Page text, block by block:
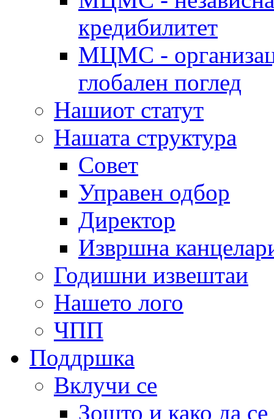
кредибилитет
МЦМС -
глобален поглед
Нашиот статут
Нашата структура
Совет
Управен одбор
Директор
Извршна
Годишни извештаи
Нашето лого
ЧПП
Поддршка
Вклучи се
Зошто и како да